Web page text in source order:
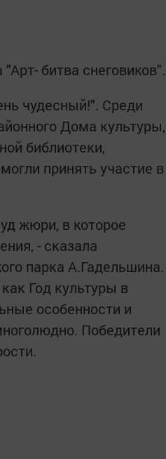
битва снеговиков".
чудесный!". Среди
Дома культуры,
библиотеки,
принять участие в
жюри, в которое
- сказала
парка А.Гадельшина.
Год культуры в
особенности и
Победители